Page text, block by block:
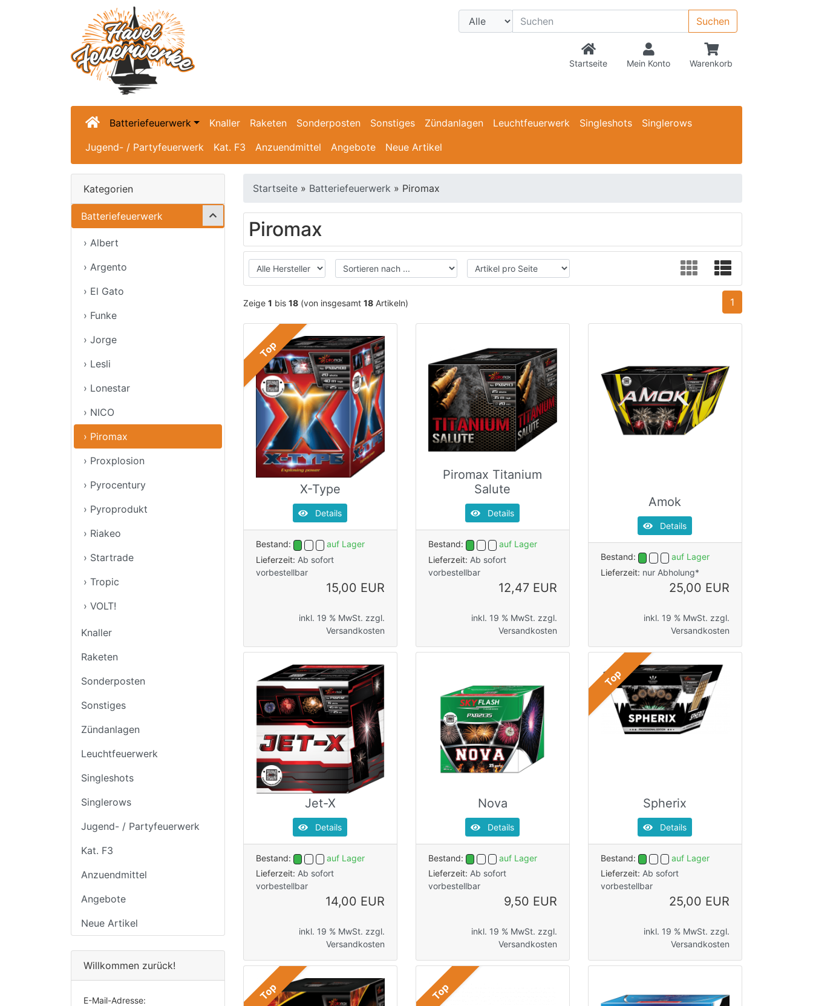
Suchen
Startseite Mein Konto Warenkorb
Batteriefeuerwerk Knaller Raketen Sonderposten Sonstiges Zündanlagen Leuchtfeuerwerk Singleshots
Singlerows
Jugend- / Partyfeuerwerk
Kat. F3 Anzuendmittel Angebote Neue Artikel
Kategorien
Batteriefeuerwerk
› Albert
› Argento
› El Gato
› Funke
› Jorge
› Lesli
› Lonestar
› NICO
› Piromax
› Proxplosion
› Pyrocentury
› Pyroprodukt
› Riakeo
› Startrade
› Tropic
› VOLT!
Knaller
Raketen
Sonderposten
Sonstiges
Zündanlagen
Leuchtfeuerwerk
Singleshots
Singlerows
Jugend- / Partyfeuerwerk
Kat. F3
Anzuendmittel
Angebote
Neue Artikel
Willkommen zurück!
E-Mail-Adresse:
Startseite » Batteriefeuerwerk » Piromax
Piromax
Zeige 1 bis 18 (von insgesamt 18 Artikeln) 1
Top
X-Type
Details
Bestand:
auf Lager
Lieferzeit: Ab sofort
vorbestellbar
15,00 EUR
inkl. 19 % MwSt. zzgl.
Versandkosten
Piromax Titanium
Salute
Details
Bestand:
auf Lager
Lieferzeit: Ab sofort
vorbestellbar
12,47 EUR
inkl. 19 % MwSt. zzgl.
Versandkosten
Amok
Details
Bestand:
auf Lager
Lieferzeit: nur Abholung*
25,00 EUR
inkl. 19 % MwSt. zzgl.
Versandkosten
Jet-X
Details
Bestand:
auf Lager
Lieferzeit: Ab sofort
vorbestellbar
14,00 EUR
inkl. 19 % MwSt. zzgl.
Versandkosten
Nova
Details
Bestand:
auf Lager
Lieferzeit: Ab sofort
vorbestellbar
9,50 EUR
inkl. 19 % MwSt. zzgl.
Versandkosten
Top
Spherix
Details
Bestand:
auf Lager
Lieferzeit: Ab sofort
vorbestellbar
25,00 EUR
inkl. 19 % MwSt. zzgl.
Versandkosten
Top Top